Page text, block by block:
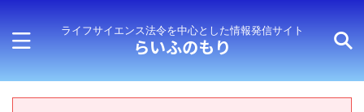
ライフサイエンス法令を中心とした情報発信サイト
らいふのもり